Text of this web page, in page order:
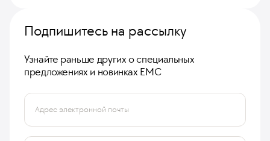
Подпишитесь на рассылку
Узнайте раньше других о специальных
предложениях и новинках ЕМС
Адрес электронной почты